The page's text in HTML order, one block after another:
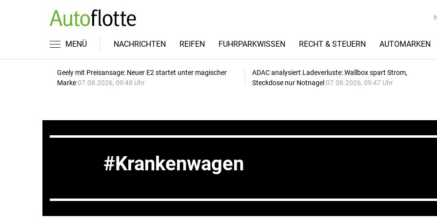
MENÜ NACHRICHTEN REIFEN FUHRPARKWISSEN RECHT & STEUERN AUTOMARKEN
Geely mit Preisansage: Neuer E2 startet unter magischer
Marke 07.08.2026, 09:48 Uhr
ADAC analysiert Ladeverluste: Wallbox spart Strom,
Steckdose nur Notnagel 07.08.2026, 09:47 Uhr
Krankenwagen